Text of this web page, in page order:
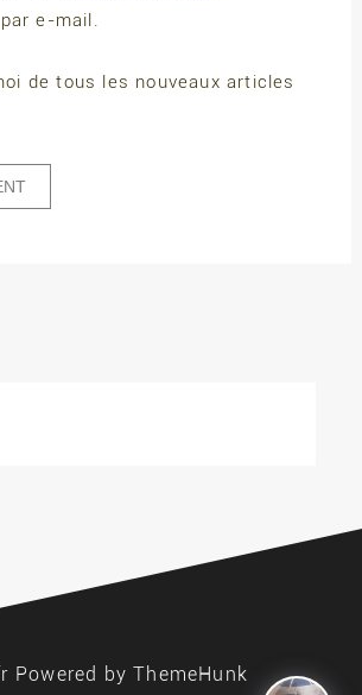
e-mail.
de tous les nouveaux articles
Powered by ThemeHunk